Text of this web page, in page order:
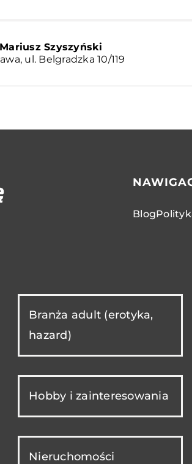
Szyszyński
ul. Belgradzka 10/119
Blog
Branża adult (erotyka,
hazard)
Hobby i zainteresowania
Nieruchomości